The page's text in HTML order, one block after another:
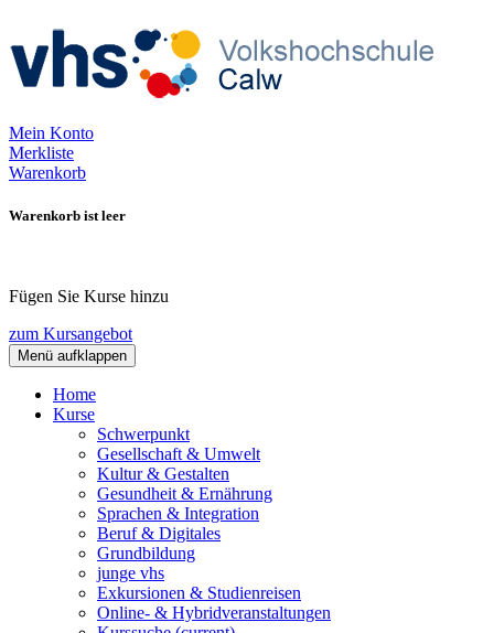
Mein Konto
Merkliste
Warenkorb
Warenkorb ist leer
Fügen Sie Kurse hinzu
zum Kursangebot
Menü aufklappen
Home
Kurse
Schwerpunkt
Gesellschaft & Umwelt
Kultur & Gestalten
Gesundheit & Ernährung
Sprachen & Integration
Beruf & Digitales
Grundbildung
junge vhs
Exkursionen & Studienreisen
Online- & Hybridveranstaltungen